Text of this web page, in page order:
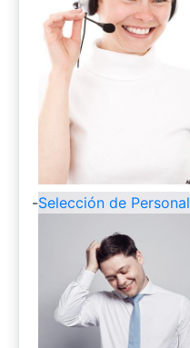
-Selección de Personal